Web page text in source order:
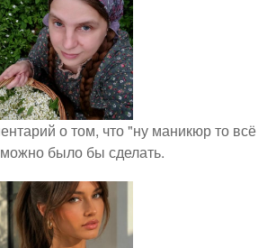
о том, что "ну маникюр то всё
было бы сделать.